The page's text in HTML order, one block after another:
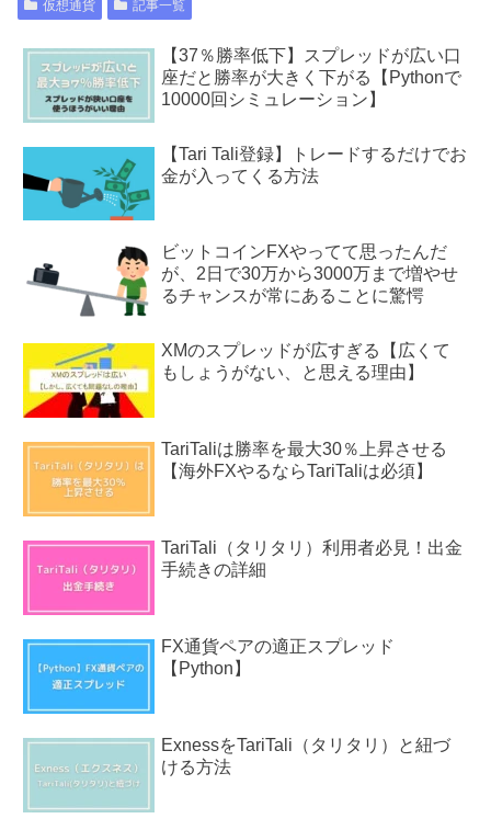
仮想通貨 記事一覧
【37％勝率低下】スプレッドが広い口
座だと勝率が大きく下がる【Pythonで
10000回シミュレーション】
【Tari Tali登録】トレードするだけでお
金が入ってくる方法
ビットコインFXやってて思ったんだ
が、2日で30万から3000万まで増やせ
るチャンスが常にあることに驚愕
XMのスプレッドが広すぎる【広くて
もしょうがない、と思える理由】
TariTaliは勝率を最大30％上昇させる
【海外FXやるならTariTaliは必須】
TariTali（タリタリ）利用者必見！出金
手続きの詳細
FX通貨ペアの適正スプレッド
【Python】
ExnessをTariTali（タリタリ）と紐づ
ける方法